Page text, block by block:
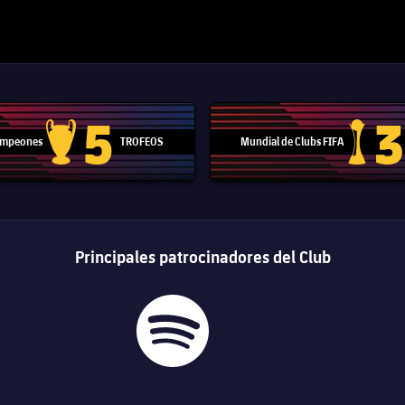
Trofeo de la Liga de Campeones
5 TROFEOS Mundial de Clubs FIFA
Trofeo3
Principales patrocinadores del Club